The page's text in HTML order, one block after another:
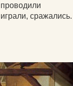
сражались.